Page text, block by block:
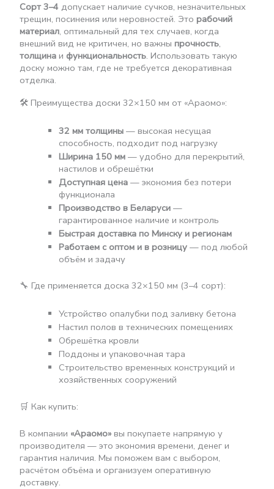
Сорт 3–4 допускает наличие сучков, незначительных
трещин, посинения или неровностей. Эторабочий
материал, оптимальный для тех случаев, когда
внешний вид не критичен, но важныпрочность,
толщина и функциональность. Использовать такую
доску можно там, где не требуется декоративная
отделка.
🛠 Преимущества доски 32×150 мм от «Араомо»:
32 мм толщины — высокая несущая
способность, подходит под нагрузку
Ширина 150 мм — удобно для перекрытий,
настилов и обрешётки
Доступная цена — экономия без потери
функционала
Производство в Беларуси —
гарантированное наличие и контроль
Быстрая доставка по Минску и регионам
Работаем с оптом и в розницу — под любой
объём и задачу
🔧 Где применяется доска 32×150 мм (3–4 сорт):
Устройство опалубки под заливку бетона
Настил полов в технических помещениях
Обрешётка кровли
Поддоны и упаковочная тара
Строительство временных конструкций и
хозяйственных сооружений
🛒 Как купить:
В компании «Араомо» вы покупаете напрямую у
производителя — это экономия времени, денег и
гарантия наличия. Мы поможем вам с выбором,
расчётом объёма и организуем оперативную
доставку.